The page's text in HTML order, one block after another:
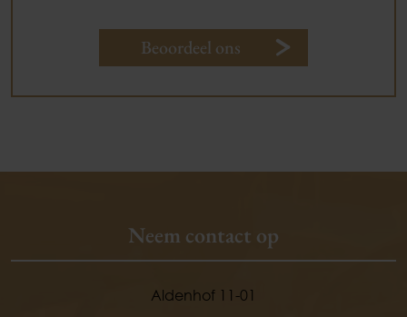
Beoordeel ons
Neem contact op
Aldenhof 11-01